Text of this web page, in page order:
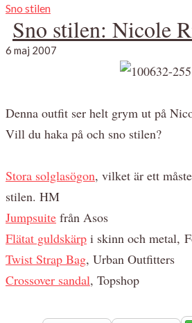
Sno stilen
Sno stilen: Nicole
6 maj 2007
Denna outfit ser helt grym ut på
Vill du haka på och sno stilen?
Stora solglasögon, vilket är ett
stilen. HM
Jumpsuite från Asos
Flätat guldskärp i skinn och metal,
Twist Strap Bag, Urban Outfitters
Crossover sandal, Topshop